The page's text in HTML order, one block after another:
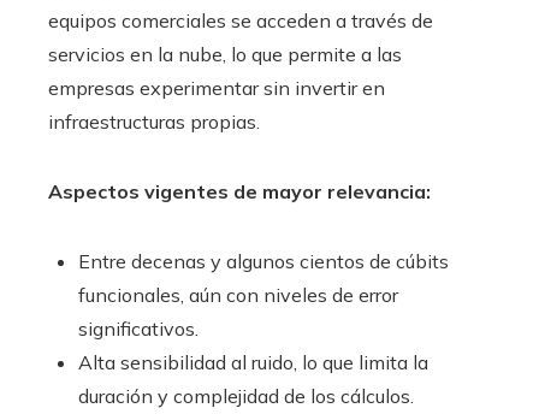
equipos comerciales se acceden a través de
servicios en la nube, lo que permite a las
empresas experimentar sin invertir en
infraestructuras propias.
Aspectos vigentes de mayor relevancia:
Entre decenas y algunos cientos de cúbits
funcionales, aún con niveles de error
significativos.
Alta sensibilidad al ruido, lo que limita la
duración y complejidad de los cálculos.